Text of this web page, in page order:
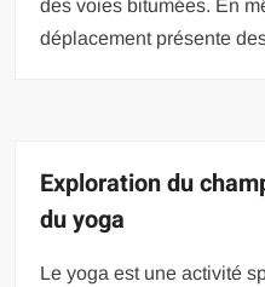
des voies bitumées. En
déplacement présente
Exploration du
du yoga
Le yoga est une activité